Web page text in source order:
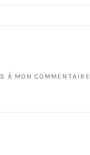
À MON COMMENTAIRE